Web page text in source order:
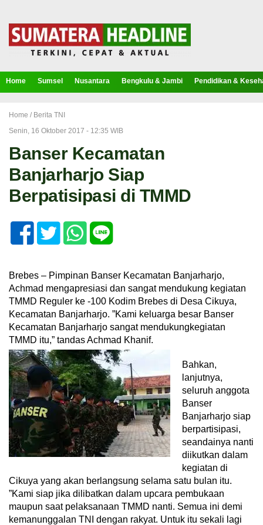
Home Sumsel Nusantara Bengkulu & Jambi Pendidikan &
Home / Berita TNI
Senin, 16 Oktober 2017 - 12:35 WIB
Banser Kecamatan
Banjarharjo Siap
Berpatisipasi di TMMD
Brebes – Pimpinan Banser Kecamatan Banjarharjo,
Achmad mengapresiasi dan sangat mendukung kegiatan
TMMD Reguler ke -100 Kodim Brebes di Desa Cikuya,
Kecamatan Banjarharjo. ”Kami keluarga besar Banser
Kecamatan Banjarharjo sangat mendukungkegiatan
TMMD itu,” tandas Achmad Khanif.
Bahkan,
lanjutnya,
seluruh anggota
Banser
Banjarharjo siap
berpartisipasi,
seandainya nanti
diikutkan dalam
kegiatan di
Cikuya yang akan berlangsung selama satu bulan itu.
”Kami siap jika dilibatkan dalam upcara pembukaan
maupun saat pelaksanaan TMMD nanti. Semua ini demi
kemanunggalan TNI dengan rakyat. Untuk itu sekali lagi